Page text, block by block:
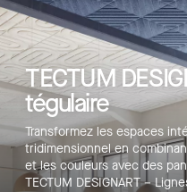
TECTUM
tégulaire
Transformez les espaces
tridimensionnel en
et les couleurs avec des
TECTUM DESIGNART –